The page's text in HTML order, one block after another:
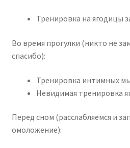
Тренировка на ягодицы
Во время прогулки (никто не
спасибо):
Тренировка интимных
Невидимая тренировка
Перед сном (расслабляемся и
омоложение):